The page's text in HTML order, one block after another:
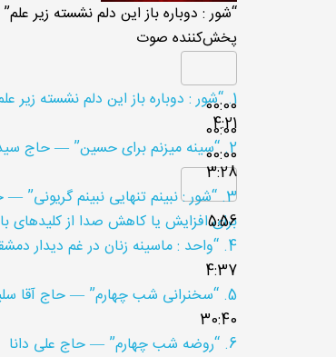
“شور : دوباره باز این دلم نشسته زیر علم”
پخش‌کننده صوت
00:00
00:00
00:00
برای افزایش یا کاهش صدا از کلیدهای
1. “شور : دوباره باز این دلم نشسته زیر
4:21
2. “سینه میزنم برای حسین” — حاج
3:28
3. “شور : نبینم تنهایی نبینم گریونی” —
5:56
4. “واحد : ماسینه زنان در غم دیدار
4:37
5. “سخنرانی شب چهارم” — حاج آقا
30:40
6. “روضه شب چهارم” — حاج علی دانا